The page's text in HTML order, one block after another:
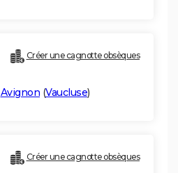
Créer une cagnotte obsèques
Avignon (Vaucluse)
Créer une cagnotte obsèques